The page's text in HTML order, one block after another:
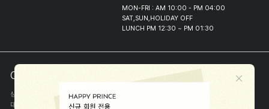
MON-FRI : AM 10:00 - PM 04:00
SAT,SUN,HOLIDAY OFF
LUNCH PM 12:30 ~ PM 01:30
COMPANY INFO
상호
(주)해피프린스
대표
이화진